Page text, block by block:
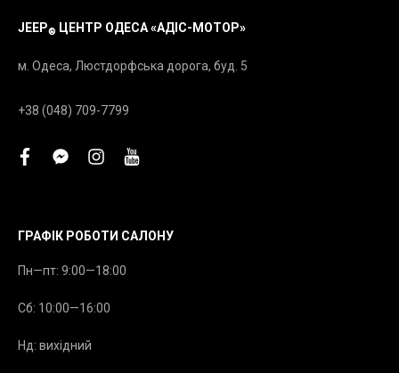
JEEP® ЦЕНТР ОДЕСА «АДІС-МОТОР»
м. Одеса, Люстдорфська дорога, буд. 5
+38 (048) 709-7799
facebookfacebook-
instagram
youtube
ГРАФІК РОБОТИ САЛОНУ
Пн—пт: 9:00—18:00
Сб: 10:00—16:00
Нд: вихідний